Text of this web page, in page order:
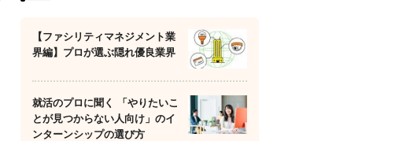
【ファシリティマネジメント業
界編】プロが選ぶ隠れ優良業界
就活のプロに聞く 「やりたいこ
とが見つからない人向け」のイ
ンターンシップの選び方